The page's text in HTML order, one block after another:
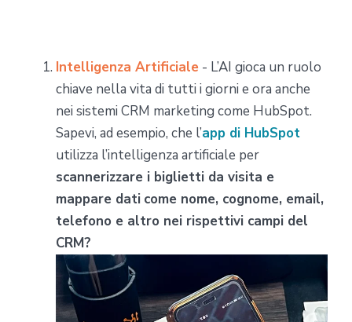
Intelligenza Artificiale - L’AI gioca un ruolo
chiave nella vita di tutti i giorni e ora anche
nei sistemi CRM marketing come HubSpot.
Sapevi, ad esempio, che l’app di HubSpot
utilizza l’intelligenza artificiale per
scannerizzare i biglietti da visita e
mappare dati come nome, cognome, email,
telefono e altro nei rispettivi campi del
CRM?